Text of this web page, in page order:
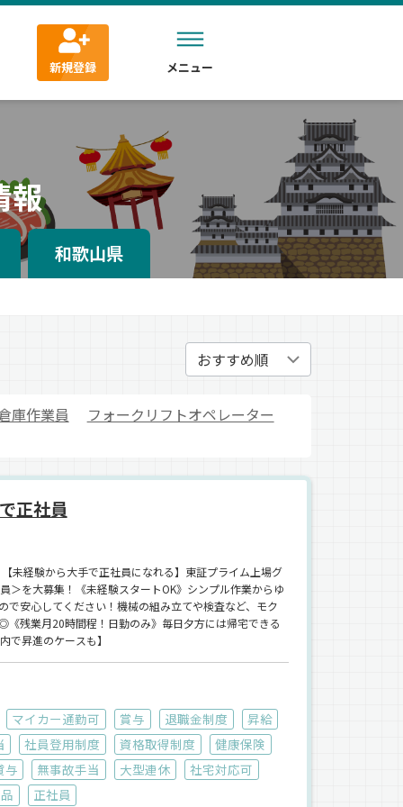
新規登録 メニュー
報
和歌山県
庫作業員 フォークリフトオペレーター
正社員
未経験から大手で正社員になれる】東証プライム上場グ
＞を大募集！《未経験スタートOK》シンプル作業からゆ
安心してください！機械の組み立てや検査など、モク
残業月20時間程！日勤のみ》毎日夕方には帰宅できる
で昇進のケースも】
マイカー通勤可 賞与 退職金制度
昇給
社員登用制度 資格取得制度
健康保険
与
無事故手当 大型連休
社宅対応可
正社員